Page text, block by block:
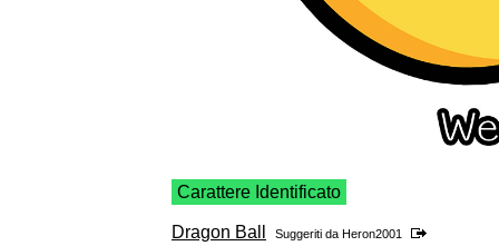
Carattere Identificato
Dragon Ball Suggeriti da Heron2001